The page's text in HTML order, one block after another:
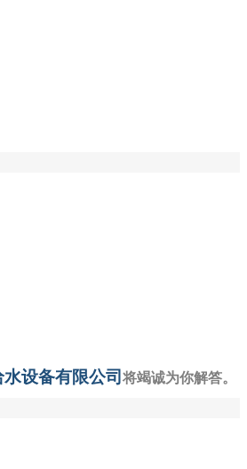
水设备有限公司 将竭诚为你解答。